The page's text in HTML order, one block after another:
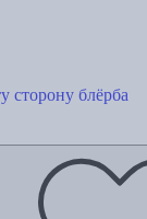
сторону блёрба